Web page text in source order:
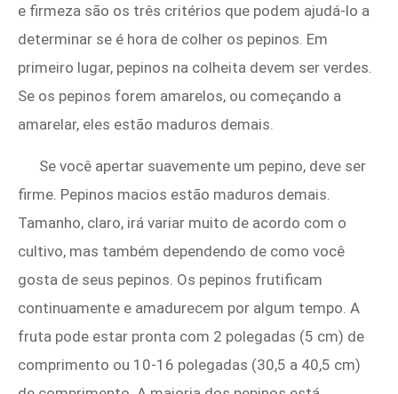
e firmeza são os três critérios que podem ajudá-lo a
determinar se é hora de colher os pepinos. Em
primeiro lugar, pepinos na colheita devem ser verdes.
Se os pepinos forem amarelos, ou começando a
amarelar, eles estão maduros demais.
Se você apertar suavemente um pepino, deve ser
firme. Pepinos macios estão maduros demais.
Tamanho, claro, irá variar muito de acordo com o
cultivo, mas também dependendo de como você
gosta de seus pepinos. Os pepinos frutificam
continuamente e amadurecem por algum tempo. A
fruta pode estar pronta com 2 polegadas (5 cm) de
comprimento ou 10-16 polegadas (30,5 a 40,5 cm)